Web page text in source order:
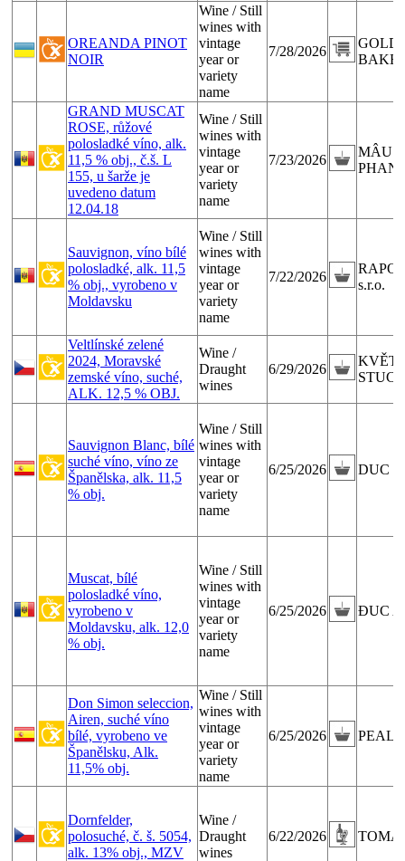
OREANDA PINOT
NOIR
Wine / Still
wines with
vintage
year or
variety
name
7/28/2026
GRAND MUSCAT
ROSE, růžové
polosladké víno, alk.
11,5 % obj., č.š. L
155, u šarže je
uvedeno datum
12.04.18
Wine / Still
wines with
vintage
year or
variety
name
7/23/2026
MÂU
PHAN
Sauvignon, víno bílé
polosladké, alk. 11,5
% obj., vyrobeno v
Moldavsku
Wine / Still
wines with
vintage
year or
variety
name
7/22/2026
RAPO
s.r.o.
Veltlínské zelené
2024, Moravské
zemské víno, suché,
ALK. 12,5 % OBJ.
Wine /
Draught
wines
6/29/2026
Sauvignon Blanc, bílé
suché víno, víno ze
Španělska, alk. 11,5
% obj.
Wine / Still
wines with
vintage
year or
variety
name
6/25/2026 DUC
Muscat, bílé
polosladké víno,
vyrobeno v
Moldavsku, alk. 12,0
% obj.
Wine / Still
wines with
vintage
year or
variety
name
6/25/2026 ĐUC
Don Simon seleccion,
Airen, suché víno
bílé, vyrobeno ve
Španělsku, Alk.
11,5% obj.
Wine / Still
wines with
vintage
year or
variety
name
6/25/2026 PEAL
Dornfelder,
polosuché, č. š. 5054,
alk. 13% obj., MZV
Wine /
Draught
wines
6/22/2026